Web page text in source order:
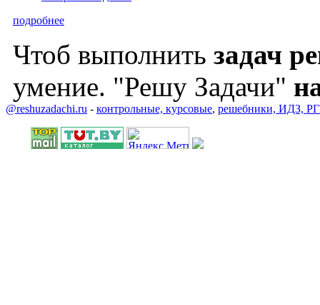
подробнее
Чтоб выполнить задач
умение. "Решу Задачи"
@reshuzadachi.ru - контрольные, курсовые, решебники, ИДЗ,